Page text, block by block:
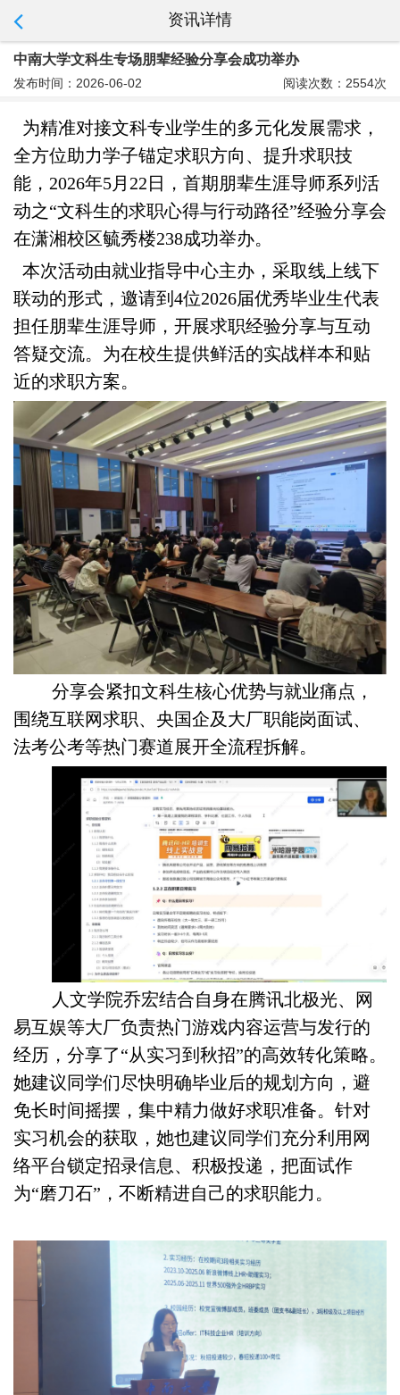
资讯详情
中南大学文科生专场朋辈经验分享会成功举办
发布时间：2026-06-02 阅读次数：2554次
为精准对接文科专业学生的多元化发展需求，
全方位助力学子锚定求职方向、提升求职技
能，2026年5月22日，首期朋辈生涯导师系列活
动之“文科生的求职心得与行动路径”经验分享会
在潇湘校区毓秀楼238成功举办。
本次活动由就业指导中心主办，采取线上线下
联动的形式，邀请到4位2026届优秀毕业生代表
担任朋辈生涯导师，开展求职经验分享与互动
答疑交流。为在校生提供鲜活的实战样本和贴
近的求职方案。
分享会紧扣文科生核心优势与就业痛点，
围绕互联网求职、央国企及大厂职能岗面试、
法考公考等热门赛道展开全流程拆解。
人文学院乔宏结合自身在腾讯北极光、网
易互娱等大厂负责热门游戏内容运营与发行的
经历，分享了“从实习到秋招”的高效转化策略。
她建议同学们尽快明确毕业后的规划方向，避
免长时间摇摆，集中精力做好求职准备。针对
实习机会的获取，她也建议同学们充分利用网
络平台锁定招录信息、积极投递，把面试作
为“磨刀石”，不断精进自己的求职能力。